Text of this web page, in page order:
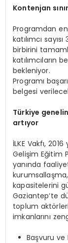
Kontenjan
Programdan
katılımcı
birbirini
katılımcıların
bekleniyor.
Programı
belgesi
Türkiye
artıyor
İLKE Vakfı,
Gelişim Eğitim
yanında
kapasitelerini
Gaziantep’te
toplum
imkanlarını
Başvuru ve